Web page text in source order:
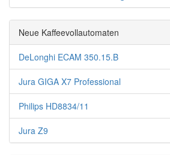
Neue Kaffeevollautomaten
DeLonghi ECAM 350.15.B
Jura GIGA X7 Professional
Philips HD8834/11
Jura Z9